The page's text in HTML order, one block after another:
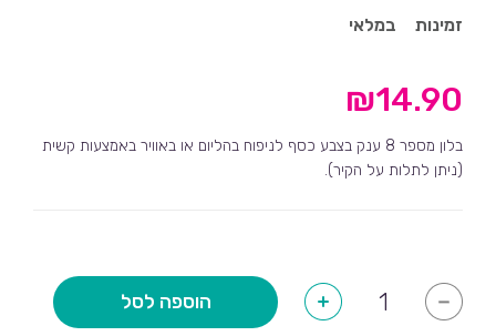
זמינות במלאי
₪14.90
בלון מספר 8 ענק בצבע כסף לניפוח בהליום או באוויר באמצעות קשית
(ניתן לתלות על הקיר).
-
של
+ הוספה לסל